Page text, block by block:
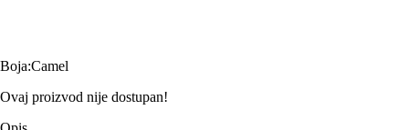
Boja:Camel
Ovaj proizvod nije dostupan!